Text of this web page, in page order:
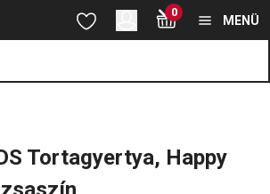
Happy Birthday, rózsaszín
Ugrás a fő tartalomhoz
Ugrás a kereséshez
Ugrás a navigációhoz 0
MENÜ
Tortagyertya, Happy